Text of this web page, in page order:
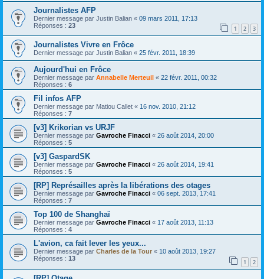
Journalistes AFP
Dernier message par Justin Balian « 09 mars 2011, 17:13
Réponses : 23 1 2 3
Journalistes Vivre en Frôce
Dernier message par Justin Balian « 25 févr. 2011, 18:39
Aujourd'hui en Frôce
Dernier message par Annabelle Merteuil « 22 févr. 2011, 00:32
Réponses : 6
Fil infos AFP
Dernier message par Matiou Callet « 16 nov. 2010, 21:12
Réponses : 7
[v3] Krikorian vs URJF
Dernier message par Gavroche Finacci « 26 août 2014, 20:00
Réponses : 5
[v3] GaspardSK
Dernier message par Gavroche Finacci « 26 août 2014, 19:41
Réponses : 5
[RP] Représailles après la libérations des otages
Dernier message par Gavroche Finacci « 06 sept. 2013, 17:41
Réponses : 7
Top 100 de Shanghaï
Dernier message par Gavroche Finacci « 17 août 2013, 11:13
Réponses : 4
L'avion, ca fait lever les yeux...
Dernier message par Charles de la Tour « 10 août 2013, 19:27
Réponses : 13 1 2